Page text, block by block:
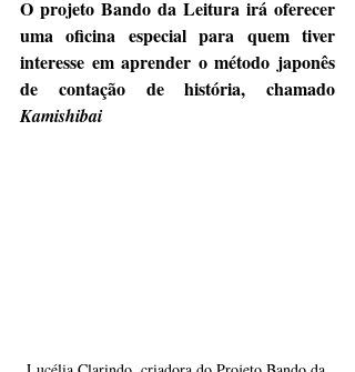
O projeto Bando da Leitura irá oferecer
uma oficina especial para quem tiver
interesse em aprender o método japonês
Kamishibai